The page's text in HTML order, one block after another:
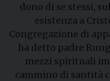
dono di se stessi,
esistenza a
Congregazione di
ha detto padre
mezzi spirituali
cammino di santità